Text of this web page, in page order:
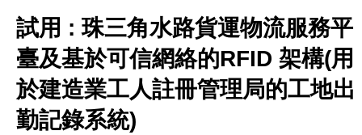
項目夥伴
活動及消息
科技分享
會籍
試用 : 珠三角水路貨運物流服務平
臺及基於可信網絡的RFID 架構(用
於建造業工人註冊管理局的工地出
勤記錄系統)